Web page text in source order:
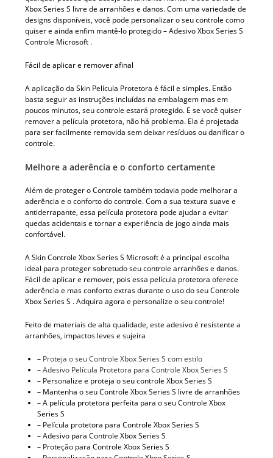
Xbox Series S livre de arranhões e danos. Com uma variedade de
designs disponíveis, você pode personalizar o seu controle como
quiser e ainda enfim mantê-lo protegido – Adesivo Xbox Series S
Controle Microsoft .
Fácil de aplicar e remover afinal
A aplicação da Skin Película Protetora é fácil e simples. Então
basta seguir as instruções incluídas na embalagem mas em
poucos minutos, seu controle estará protegido. E se você quiser
remover a película protetora, não há problema. Ela é projetada
para ser facilmente removida sem deixar resíduos ou danificar o
controle.
Melhore a aderência e o conforto certamente
Além de proteger o Controle também todavia pode melhorar a
aderência e o conforto do controle. Com a sua textura suave e
antiderrapante, essa película protetora pode ajudar a evitar
quedas acidentais e tornar a experiência de jogo ainda mais
confortável.
A Skin Controle Xbox Series S Microsoft é a principal escolha
ideal para proteger sobretudo seu controle arranhões e danos.
Fácil de aplicar e remover, pois essa película protetora oferece
aderência e mas conforto extras durante o uso do seu Controle
Xbox Series S . Adquira agora e personalize o seu controle!
Feito de materiais de alta qualidade, este adesivo é resistente a
arranhões, impactos leves e sujeira
– Proteja o seu Controle Xbox Series S com estilo
– Adesivo Película Protetora para Controle Xbox Series S
– Personalize e proteja o seu controle Xbox Series S
– Mantenha o seu Controle Xbox Series S livre de arranhões
– A película protetora perfeita para o seu Controle Xbox
Series S
– Película protetora para Controle Xbox Series S
– Adesivo para Controle Xbox Series S
– Proteção para Controle Xbox Series S